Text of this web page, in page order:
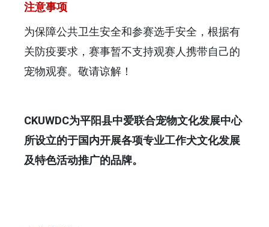
注意事项
为保障公共卫生安全和参赛选手安全，根据有
关防疫要求，赛事暂不支持观赛人携带自己的
宠物观赛。敬请谅解！
CKUWDC为平阳县中爱联合宠物文化发展中心
所设立的于国内开展各项专业工作犬文化发展
及特色活动推广的品牌。